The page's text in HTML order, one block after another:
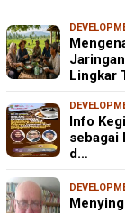
Lingkar
Info
sebagai
d…